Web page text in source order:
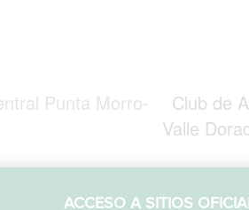
Punta Morro-
Club de
Valle
ACCESO A SITIOS